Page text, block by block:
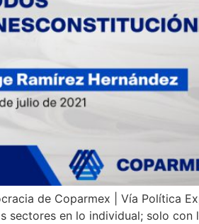
de Coparmex | Vía Política
sectores en lo individual; solo con